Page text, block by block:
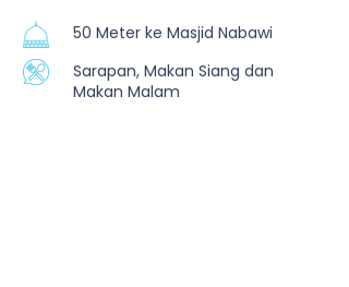
50 Meter ke Masjid Nabawi
Sarapan, Makan Siang dan
Makan Malam